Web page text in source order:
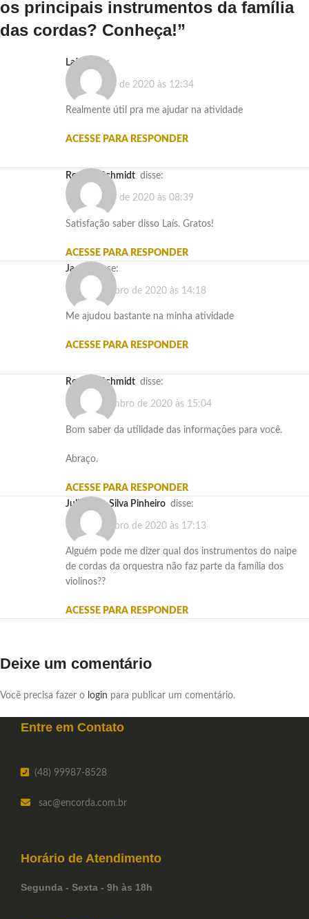
os principais instrumentos da família
das cordas? Conheça!”
Laís disse:
23 de junho de 2020 às 12:34
Realmente útil pra me ajudar na atividade
ACESSE PARA RESPONDER
Rogério Schmidt disse:
24 de junho de 2020 às 08:39
Satisfação saber disso Laís. Gratos!
ACESSE PARA RESPONDER
Jaque
disse:
8 de dezembro de 2020 às 14:18
Me ajudou bastante na minha atividade
ACESSE PARA RESPONDER
Rogério Schmidt disse:
20 de dezembro de 2020 às 15:04
Bom saber da utilidade das informações para você.
Abraço.
ACESSE PARA RESPONDER
Juliana da Silva Pinheiro disse:
8 de dezembro de 2020 às 17:13
Alguém pode me dizer qual dos instrumentos do naipe
de cordas da orquestra não faz parte da família dos
violinos??
ACESSE PARA RESPONDER
Deixe um comentário
Você precisa fazer o login para publicar um comentário.
Entre em Contato
(48) 99987-8528
sac@encorda.com.br
Horário de Atendimento
Segunda - Sexta - 9h às 18h